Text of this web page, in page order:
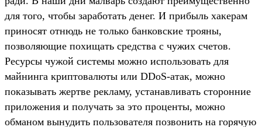
для того, чтобы заработать денег. И прибыль хакерам
приносят отнюдь не только банковские трояны,
позволяющие похищать средства с чужих счетов.
Ресурсы чужой системы можно использовать для
майнинга криптовалюты или DDoS-атак, можно
показывать жертве рекламу, устанавливать сторонние
приложения и получать за это проценты, можно
обманом вынудить пользователя позвонить на горячую